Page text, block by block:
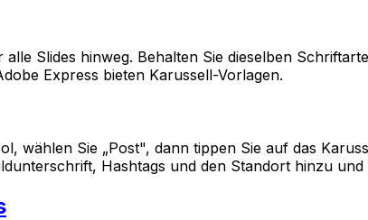
Slides hinweg. Behalten Sie dieselben
Express bieten Karussell-Vorlagen.
wählen Sie „Post", dann tippen Sie auf das
Hashtags und den Standort hinzu